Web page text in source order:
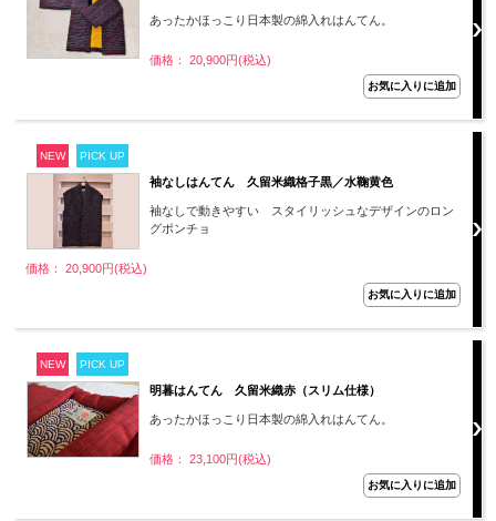
あったかほっこり日本製の綿入れはんてん。
価格： 20,900円(税込)
NEW PICK UP
袖なしはんてん 久留米織格子黒／水鞠黄色
袖なしで動きやすい スタイリッシュなデザインのロン
グポンチョ
価格： 20,900円(税込)
NEW PICK UP
明暮はんてん 久留米織赤（スリム仕様）
あったかほっこり日本製の綿入れはんてん。
価格： 23,100円(税込)